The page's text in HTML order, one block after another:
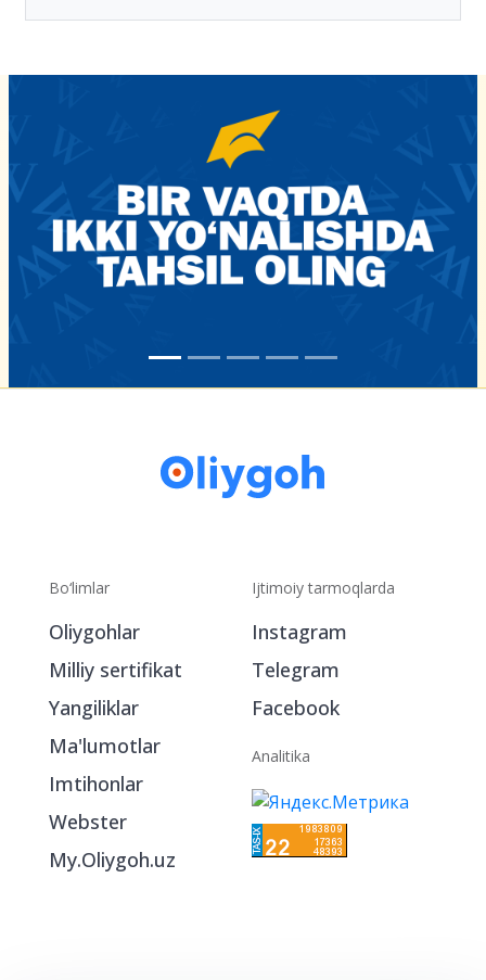
Bo‘limlar
Oliygohlar
Milliy sertifikat
Yangiliklar
Ma'lumotlar
Imtihonlar
Webster
My.Oliygoh.uz
Ijtimoiy tarmoqlarda
Instagram
Telegram
Facebook
Analitika